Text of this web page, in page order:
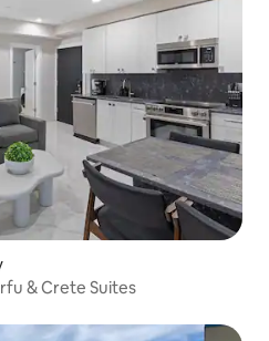
& Crete Suites